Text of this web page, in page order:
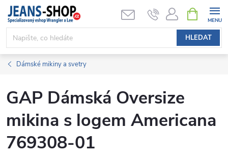
Přejít
obsah
HLEDAT
NÁKUPNÍ
KOŠÍK
Dámské mikiny a svetry
GAP Dámská Oversize
mikina s logem Americana
769308-01